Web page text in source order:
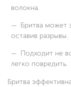
волокна.
Бритва может
оставив разрывы.
Подходит не
легко повредить.
Бритва